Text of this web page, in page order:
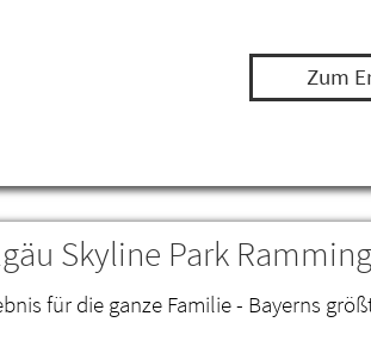
Zum
Skyline Park
für die ganze Familie - Bayerns